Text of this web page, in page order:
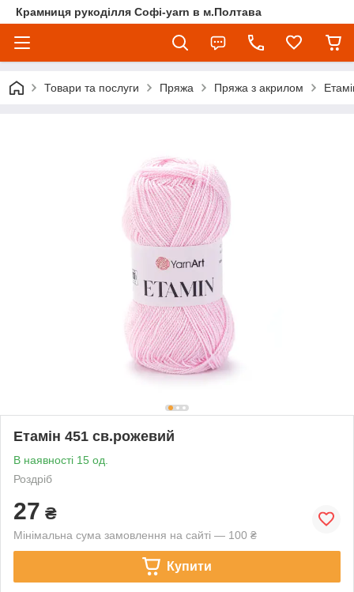
Крамниця рукоділля Софі-yarn в м.Полтава
Товари та послуги Пряжа Пряжа з акрилом
Етамін 451 св.рожевий
В наявності 15 од.
Роздріб
27 ₴
Мінімальна сума замовлення на сайті — 100 ₴
Купити